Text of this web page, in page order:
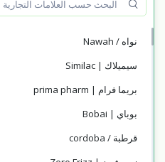
نواه / Nawah
سيميلاك | Similac
بريما فرام | prima pharm
بوباي | Bobai
قرطبة / cordoba